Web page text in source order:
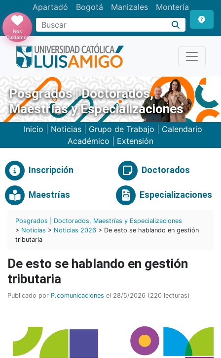
Apartadó Bogotá Manizales Montería
Buscar
Nos
Cuidamos
Posgrados | Doctorados,
Maestrías y Especializaciones
Inicio Noticias Grupo de Trabajo
Calendario
Académico
Extensión
Inscripción Doctorados
Maestrías Especializaciones
Posgrados | Doctorados, Maestrías y Especializaciones
> Noticias > Noticias 2026 > De esto se hablando en gestión
tributaria
De esto se hablando en gestión
tributaria
Publicado por P.comunicaciones el 28/5/2026 (220 lecturas)